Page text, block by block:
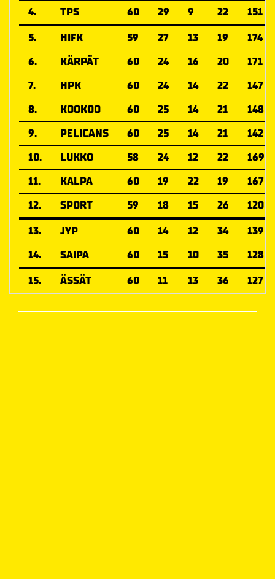
4.
TPS 60 29 9 22
151
5.
HIFK 59 27 13 19
174
6.
KÄRPÄT 60 24 16 20
171
7.
HPK 60 24 14 22
147
8.
KOOKOO 60 25 14 21
148
9.
PELICANS 60 25 14 21
142
10.
LUKKO 58 24 12 22
169
11.
KALPA 60 19 22 19
167
12.
SPORT 59 18 15 26
120
13.
JYP 60 14 12 34
139
14.
SAIPA 60 15 10 35
128
15.
ÄSSÄT 60 11 13 36 127